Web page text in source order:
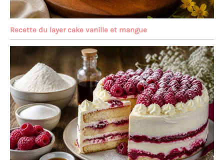
Recette du layer cake vanille et mangue